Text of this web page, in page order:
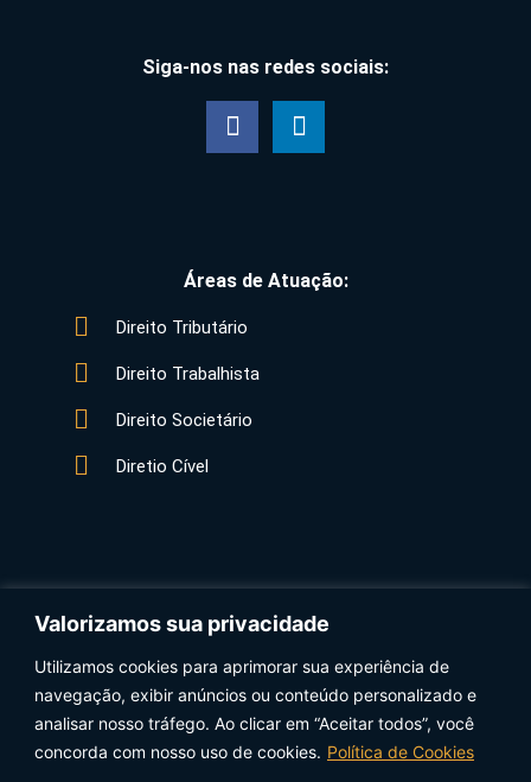
Valorizamos sua privacidade
Utilizamos cookies para aprimorar sua experiência de
navegação, exibir anúncios ou conteúdo personalizado e
analisar nosso tráfego. Ao clicar em “Aceitar todos”, você
concorda com nosso uso de cookies. Política de Cookies
Siga-nos nas redes sociais:
Áreas de Atuação:
Direito Tributário
Direito Trabalhista
Direito Societário
Diretio Cível
Data Protection Officer (DPO) Xavier Advogados:
Ana Cristina Marques Quevedo – anacristina@xavier.adv.br